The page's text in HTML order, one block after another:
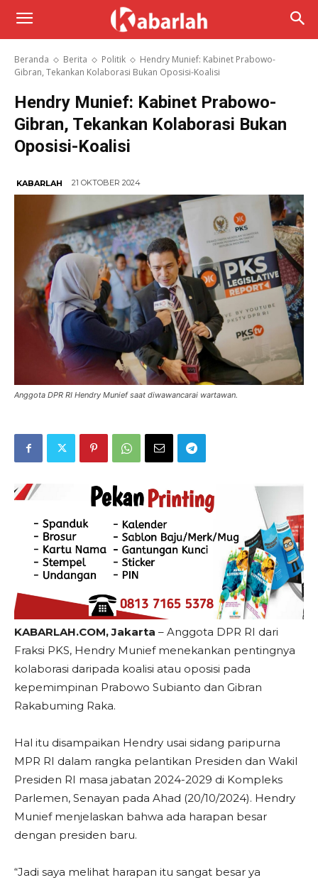
Beranda Berita Politik
Hendry Munief: Kabinet Prabowo-
Gibran, Tekankan Kolaborasi Bukan Oposisi-Koalisi
Hendry Munief: Kabinet Prabowo-
Gibran, Tekankan Kolaborasi Bukan
Oposisi-Koalisi
KABARLAH 21 OKTOBER 2024
Anggota DPR RI Hendry Munief saat diwawancarai wartawan.
KABARLAH.COM, Jakarta – Anggota DPR RI dari
Fraksi PKS, Hendry Munief menekankan pentingnya
kolaborasi daripada koalisi atau oposisi pada
kepemimpinan Prabowo Subianto dan Gibran
Rakabuming Raka.
Hal itu disampaikan Hendry usai sidang paripurna
MPR RI dalam rangka pelantikan Presiden dan Wakil
Presiden RI masa jabatan 2024-2029 di Kompleks
Parlemen, Senayan pada Ahad (20/10/2024). Hendry
Munief menjelaskan bahwa ada harapan besar
dengan presiden baru.
“Jadi saya melihat harapan itu sangat besar ya